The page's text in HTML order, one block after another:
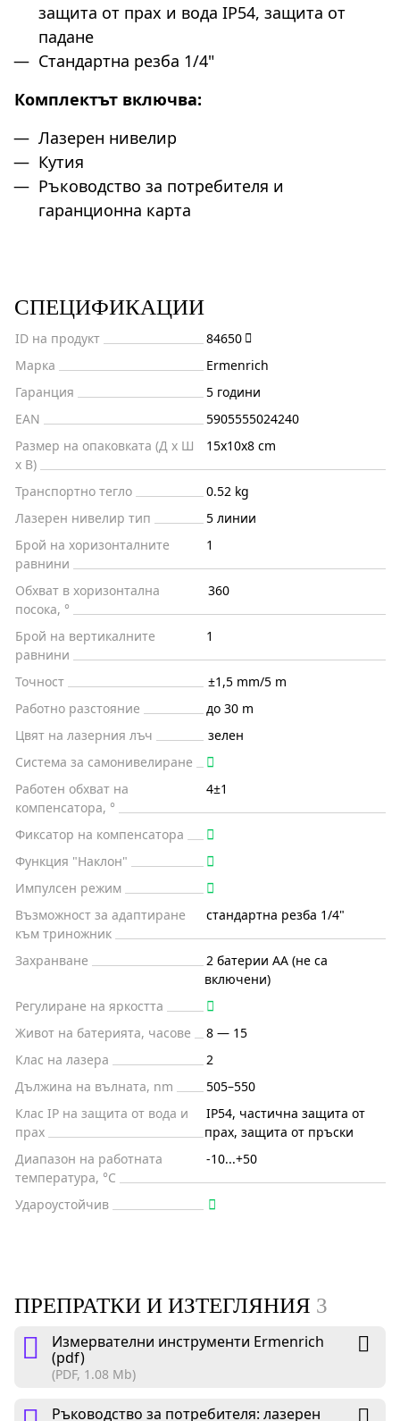
защита от прах и вода IP54, защита от
падане
Стандартна резба 1/4"
Комплектът включва:
Лазерен нивелир
Кутия
Ръководство за потребителя и
гаранционна карта
СПЕЦИФИКАЦИИ
ID на продукт
84650
Марка
Ermenrich
Гаранция
5 години
EAN
5905555024240
Размер на опаковката (Д x Ш
x В)
15x10x8 cm
Транспортно тегло
0.52 kg
Лазерен нивелир тип
5 линии
Брой на хоризонталните
равнини
1
Обхват в хоризонтална
посока, °
360
Брой на вертикалните
равнини
1
Точност
±1,5 mm/5 m
Работно разстояние
до 30 m
Цвят на лазерния лъч
зелен
Система за самонивелиране
Работен обхват на
компенсатора, °
4±1
Фиксатор на компенсатора
Функция "Наклон"
Импулсен режим
Възможност за адаптиране
към триножник
стандартна резба 1/4"
Захранване
2 батерии АА (не са
включени)
Регулиране на яркостта
Живот на батерията, часове
8 — 15
Клас на лазера
2
Дължина на вълната, nm
505–550
Клас IP на защита от вода и
прах
IP54, частична защита от
прах, защита от пръски
Диапазон на работната
температура, °C
-10...+50
Удароустойчив
ПРЕПРАТКИ И ИЗТЕГЛЯНИЯ 3
Измервателни инструменти Ermenrich
(pdf)
(PDF, 1.08 Mb)
Ръководство за потребителя: лазерен